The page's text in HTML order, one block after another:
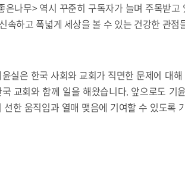
은나무> 역시 꾸준히 구독자가 늘며 주목받
속하고 폭넓게 세상을 볼 수 있는 건강한 관점
실은 한국 사회와 교회가 직면한 문제에 대
교회와 함께 일을 해왔습니다. 앞으로도 기
한 움직임과 열매 맺음에 기여할 수 있도록